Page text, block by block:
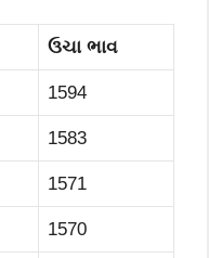
ઉચા ભાવ
1594
1583
1571
1570